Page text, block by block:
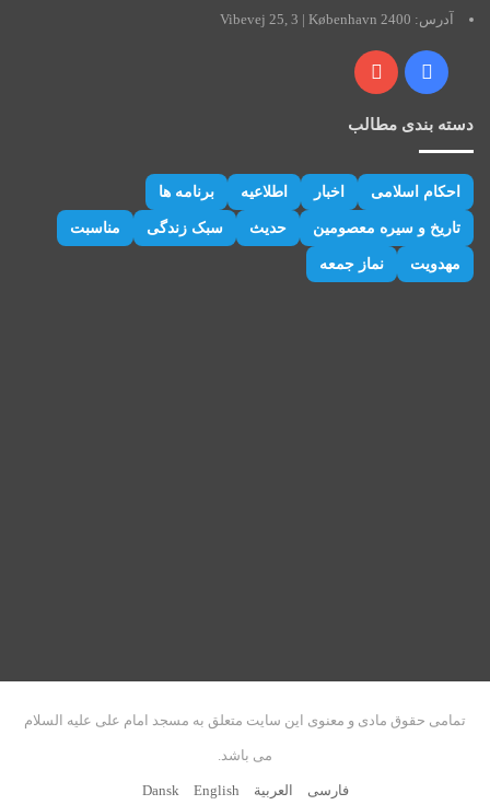
آدرس: Vibevej 25, 3 | København 2400
فیس
یوتیوب
دسته بندی مطالب
احکام اسلامی اخبار اطلاعیه برنامه ها
تاریخ و سیره معصومین حدیث سبک زندگی مناسبت
مهدویت نماز جمعه
تمامی حقوق مادی و معنوی این سایت متعلق به مسجد امام علی علیه السلام
می باشد.
فارسی العربیة English
Dansk